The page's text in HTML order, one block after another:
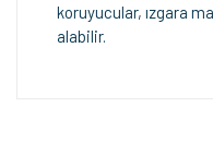
koruyucular, ızgara
alabilir.